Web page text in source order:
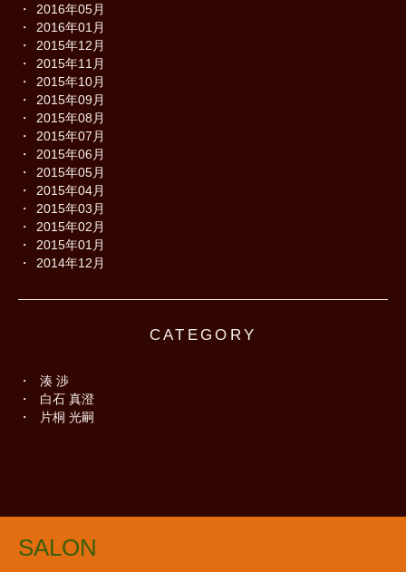
2016年05月
2016年01月
2015年12月
2015年11月
2015年10月
2015年09月
2015年08月
2015年07月
2015年06月
2015年05月
2015年04月
2015年03月
2015年02月
2015年01月
2014年12月
CATEGORY
湊 渉
白石 真澄
片桐 光嗣
SALON